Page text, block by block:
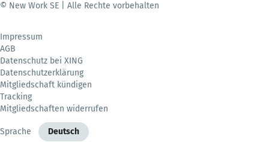
© New Work SE | Alle Rechte vorbehalten
Impressum
AGB
Datenschutz bei XING
Datenschutzerklärung
Mitgliedschaft kündigen
Tracking
Mitgliedschaften widerrufen
Sprache Deutsch